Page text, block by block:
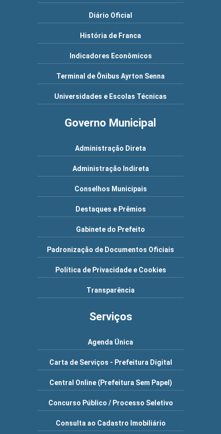
Diário Oficial
História de Franca
Indicadores Econômicos
Terminal de Ônibus Ayrton Senna
Universidades e Escolas Técnicas
Governo Municipal
Administração Direta
Administração Indireta
Conselhos Municipais
Destaques e Prêmios
Gabinete do Prefeito
Padronização de Documentos Oficiais
Política de Privacidade e Cookies
Transparência
Serviços
Agenda Única
Carta de Serviços - Prefeitura Digital
Central Online (Prefeitura Sem Papel)
Concurso Público / Processo Seletivo
Consulta ao Cadastro Imobiliário